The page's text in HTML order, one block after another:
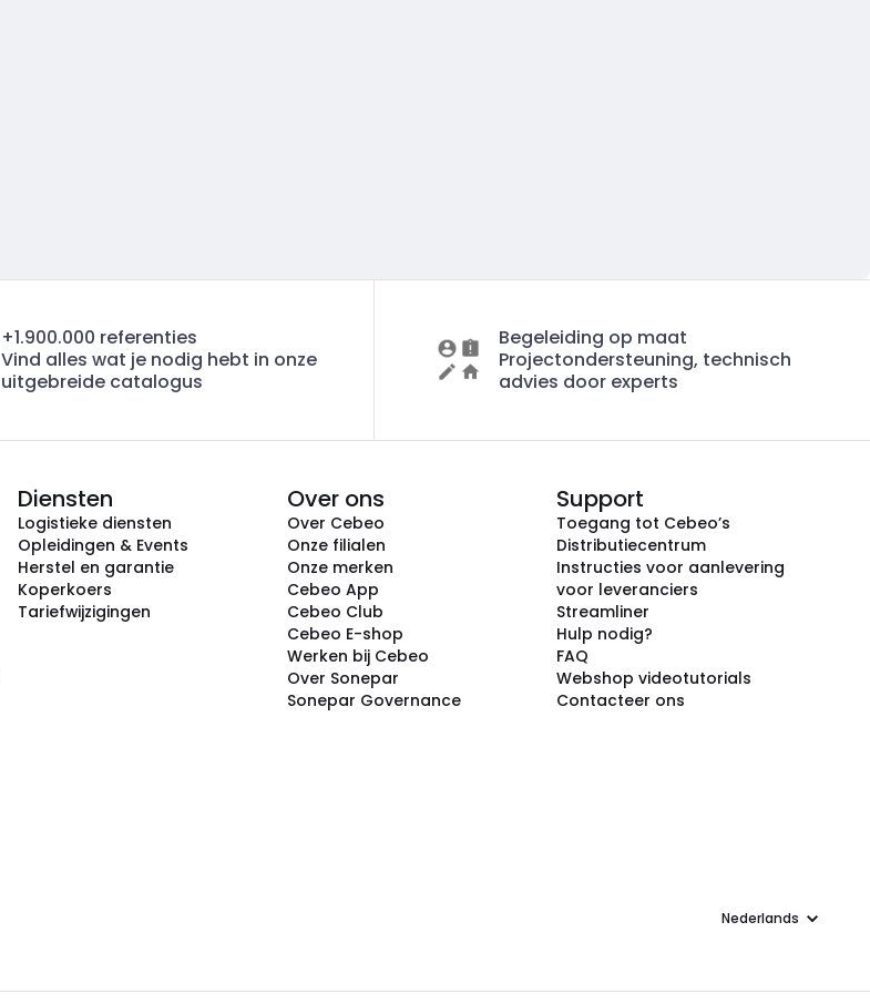
+1.900.000 referenties
Vind alles wat je nodig hebt in onze
uitgebreide catalogus
Begeleiding op maat
Projectondersteuning, technisch
advies door experts
Diensten
Logistieke diensten
Opleidingen & Events
Herstel en garantie
Koperkoers
Tariefwijzigingen
Over ons
Over Cebeo
Onze filialen
Onze merken
Cebeo App
Cebeo Club
Cebeo E-shop
Werken bij Cebeo
Over Sonepar
Sonepar Governance
Support
Toegang tot Cebeo’s
Distributiecentrum
Instructies voor aanlevering
voor leveranciers
Streamliner
Hulp nodig?
FAQ
Webshop videotutorials
Contacteer ons
Taal